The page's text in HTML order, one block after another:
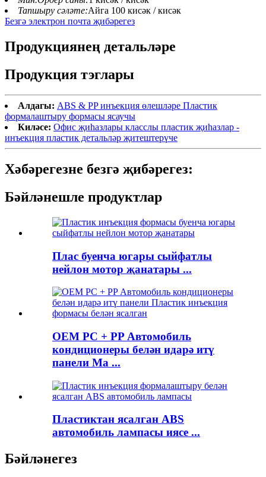
Тапшыру сәләте:Айга 100 кисәк / кисәк
Безгә электрон почта җибәрегез
Продукциянең детальләре
Продукция тэглары
Алдагы: ABS & PP инъекция өлешләре Пластик
формалаштыру формасы ясаучы
Киләсе: Офис җиһазлары класслы пластик җиһазлар -
инъекция пластик детальләр җитештерүче
Хәбәрегезне безгә җибәрегез:
Бәйләнешле продуктлар
Плас буенча югары сыйфатлы
нейлон мотор җанатары ...
OEM PC + PP Автомобиль
кондиционеры белән идарә итү
панели Ma ...
Пластиктан ясалган ABS
автомобиль лампасы иясе ...
Бәйләнегез